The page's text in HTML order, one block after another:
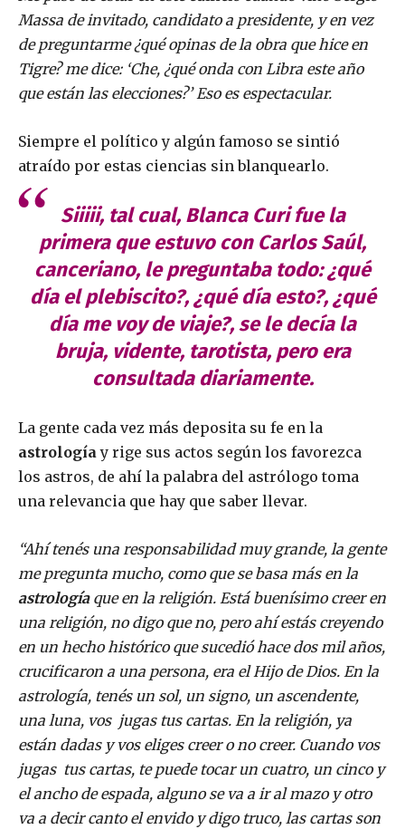
Massa de invitado, candidato a presidente, y en vez
de preguntarme ¿qué opinas de la obra que hice en
Tigre? me dice: ‘Che, ¿qué onda con Libra este año
que están las elecciones?’ Eso es espectacular.
Siempre el político y algún famoso se sintió
atraído por estas ciencias sin blanquearlo.
Siiiii, tal cual, Blanca Curi fue la
primera que estuvo con Carlos Saúl,
canceriano, le preguntaba todo: ¿qué
día el plebiscito?, ¿qué día esto?, ¿qué
día me voy de viaje?, se le decía la
bruja, vidente, tarotista, pero era
consultada diariamente.
La gente cada vez más deposita su fe en la
astrología y rige sus actos según los favorezca
los astros, de ahí la palabra del astrólogo toma
una relevancia que hay que saber llevar.
“Ahí tenés una responsabilidad muy grande, la gente
me pregunta mucho, como que se basa más en la
astrologíaque en la religión. Está buenísimo creer en
una religión, no digo que no, pero ahí estás creyendo
en un hecho histórico que sucedió hace dos mil años,
crucificaron a una persona, era el Hijo de Dios. En la
astrología, tenés un sol, un signo, un ascendente,
una luna, vos jugas tus cartas. En la religión, ya
están dadas y vos eliges creer o no creer. Cuando vos
jugas tus cartas, te puede tocar un cuatro, un cinco y
el ancho de espada, alguno se va a ir al mazo y otro
va a decir canto el envido y digo truco, las cartas son